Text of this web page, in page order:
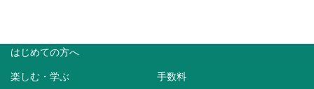
はじめての方へ
楽しむ・学ぶ 手数料